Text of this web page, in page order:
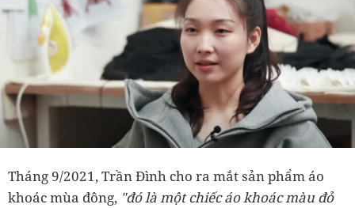
Tháng 9/2021, Trần Đình cho ra mắt sản phẩm áo
khoác mùa đông, "đó là một chiếc áo khoác màu đỏ